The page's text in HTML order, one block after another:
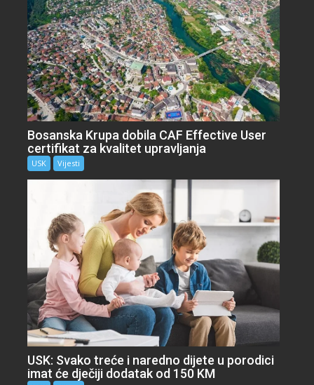
Bosanska Krupa dobila CAF Effective User
certifikat za kvalitet upravljanja
USK Vijesti
USK: Svako treće i naredno dijete u porodici
imat će dječiji dodatak od 150 KM